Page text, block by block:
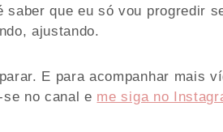
saber que eu só vou progredir
ajustando.
E para acompanhar mais
no canal e me siga no